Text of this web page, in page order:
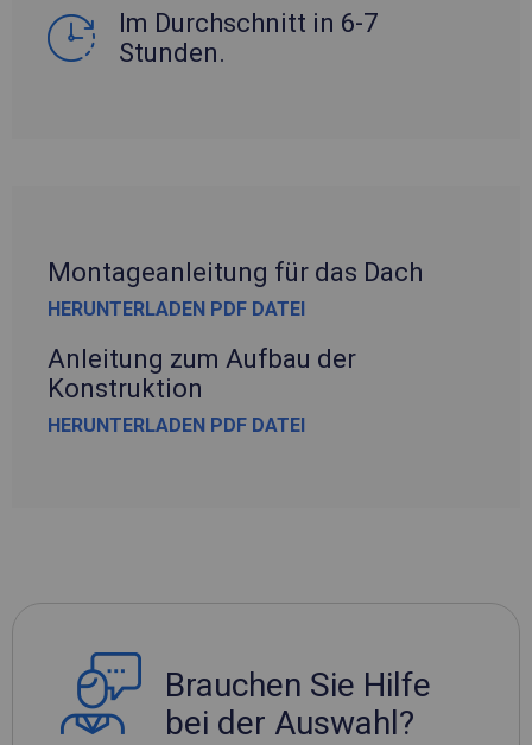
Im Durchschnitt in 6-7
Stunden.
Montageanleitung für das Dach
HERUNTERLADEN PDF DATEI
Anleitung zum Aufbau der
Konstruktion
HERUNTERLADEN PDF DATEI
Brauchen Sie Hilfe
bei der Auswahl?